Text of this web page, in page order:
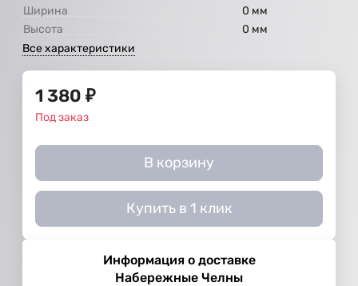
Ширина
0 мм
Высота
0 мм
Все характеристики
1 380 ₽
Под заказ
В корзину
Купить в 1 клик
Информация о доставке
Набережные Челны